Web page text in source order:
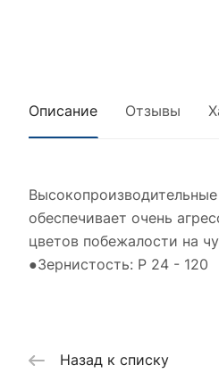
Описание Отзывы
обеспечивает очень
цветов побежалости на
●Зернистость: P 24 - 120
Назад к списку